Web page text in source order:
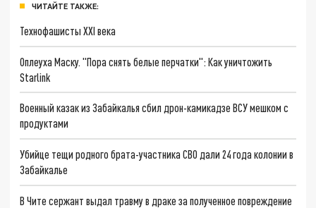
ЧИТАЙТЕ ТАКЖЕ:
Технофашисты XXI века
Оплеуха Маску. "Пора снять белые перчатки": Как уничтожить
Starlink
Военный казак из Забайкалья сбил дрон-камикадзе ВСУ мешком с
продуктами
Убийце тещи родного брата-участника СВО дали 24 года колонии в
Забайкалье
В Чите сержант выдал травму в драке за полученное повреждение